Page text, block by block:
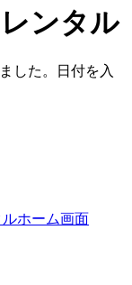
ンタル
した。日付を入
ルホーム画面